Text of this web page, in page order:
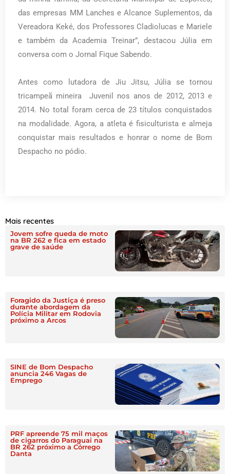
das empresas MM Lanches e Alcance Suplementos, da
Vereadora Keké, dos Professores Cladiolucas e Mariele
e também da Academia Treinar”, destacou Júlia em
conversa com o Jornal Fique Sabendo.
Antes como lutadora de Jiu Jitsu, Júlia se tornou
tricampeã mineira Juvenil nos anos de 2012, 2013 e
2014. No total foram cerca de 23 títulos conquistados
na modalidade. Agora, a atleta é fisiculturista e almeja
conquistar mais resultados e honrar o nome de Bom
Despacho no pódio.
Mais recentes
Jovem sofre queda de moto
na BR 262 e fica em estado
grave de saúde
Foragido da Justiça é preso
durante abordagem da
Polícia Militar em Rodovia
próximo a Arcos
SINE de Bom Despacho
anuncia 246 Vagas de
Emprego
PRF apreende 75 mil maços
de cigarros do Paraguai na
BR 262 próximo a Córrego
Danta